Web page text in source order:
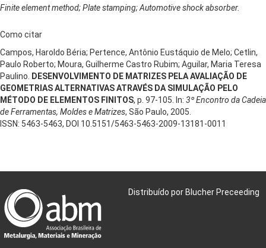
Finite element method; Plate stamping; Automotive shock absorber.
Como citar
Campos, Haroldo Béria; Pertence, Antônio Eustáquio de Melo; Cetlin,
Paulo Roberto; Moura, Guilherme Castro Rubim; Aguilar, Maria Teresa
Paulino.
DESENVOLVIMENTO DE MATRIZES PELA AVALIAÇÃO DE
GEOMETRIAS ALTERNATIVAS ATRAVÉS DA SIMULAÇÃO PELO
MÉTODO DE ELEMENTOS FINITOS, p. 97-105. In: 3º Encontro da Cadeia
de Ferramentas, Moldes e Matrizes, São Paulo, 2005.
ISSN: 5463-5463, DOI 10.5151/5463-5463-2009-13181-0011
Distribuído por Blucher Preceeding